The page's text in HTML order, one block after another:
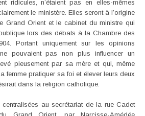
ridicules, n’étaient pas en elles-mêmes
le ministère. Elles seront à l’origine
Grand Orient et le cabinet du ministre qui
lors des débats à la Chambre des
Portant uniquement sur les opinions
pouvaient pas non plus influencer un
pieusement par sa mère et qui, même
femme pratiquer sa foi et élever leurs deux
dans la religion catholique.
centralisées au secrétariat de la rue Cadet